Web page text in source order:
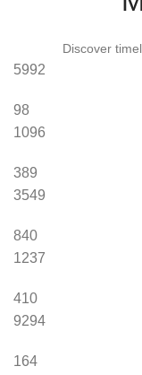
Discover
5992
98
1096
389
3549
840
1237
410
9294
164